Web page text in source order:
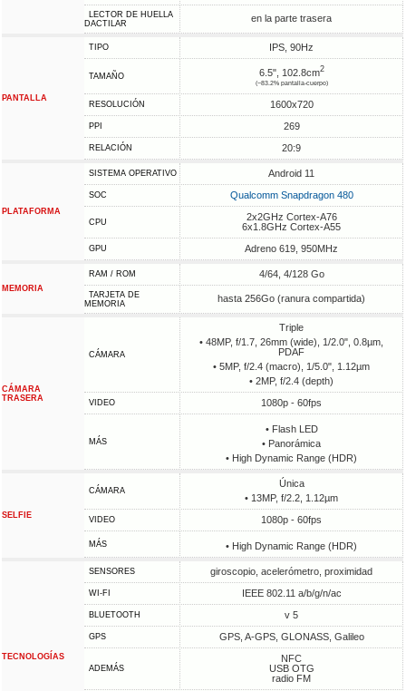
LECTOR DE HUELLA
DACTILAR
en la parte trasera
PANTALLA
TIPO IPS, 90Hz
TAMAÑO 6.5", 102.8cm2
(~83.2% pantalla-cuerpo)
RESOLUCIÓN 1600x720
PPI 269
RELACIÓN 20:9
PLATAFORMA
SISTEMA OPERATIVO Android 11
SOC Qualcomm Snapdragon 480
CPU
2x2GHz Cortex-A76
6x1.8GHz Cortex-A55
GPU Adreno 619, 950MHz
MEMORIA
RAM / ROM 4/64, 4/128 Go
TARJETA DE
MEMORIA
hasta 256Go (ranura compartida)
CÁMARA
TRASERA
CÁMARA
Triple
• 48MP, f/1.7, 26mm (wide), 1/2.0", 0.8µm,
PDAF
• 5MP, f/2.4 (macro), 1/5.0", 1.12µm
• 2MP, f/2.4 (depth)
VIDEO 1080p - 60fps
MÁS
• Flash LED
• Panorámica
• High Dynamic Range (HDR)
SELFIE
CÁMARA
Única
• 13MP, f/2.2, 1.12µm
VIDEO 1080p - 60fps
MÁS • High Dynamic Range (HDR)
TECNOLOGÍAS
SENSORES giroscopio, acelerómetro, proximidad
WI-FI IEEE 802.11 a/b/g/n/ac
BLUETOOTH v 5
GPS GPS, A-GPS, GLONASS, Galileo
ADEMÁS
NFC
USB OTG
radio FM